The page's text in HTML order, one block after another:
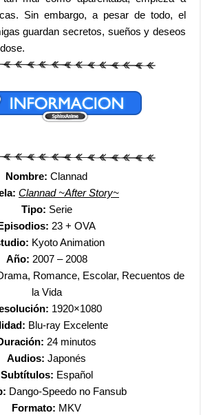
Sin embargo, a pesar de todo, el
guardan secretos, sueños y deseos
Nombre: Clannad
Clannad ~After Story~
Tipo: Serie
Episodios:23 + OVA
Kyoto Animation
Año: 2007 – 2008
Romance, Escolar, Recuentos de
la Vida
1920×1080
Blu-ray Excelente
24 minutos
Audios:Japonés
Subtítulos: Español
Dango-Speedo no Fansub
Formato: MKV